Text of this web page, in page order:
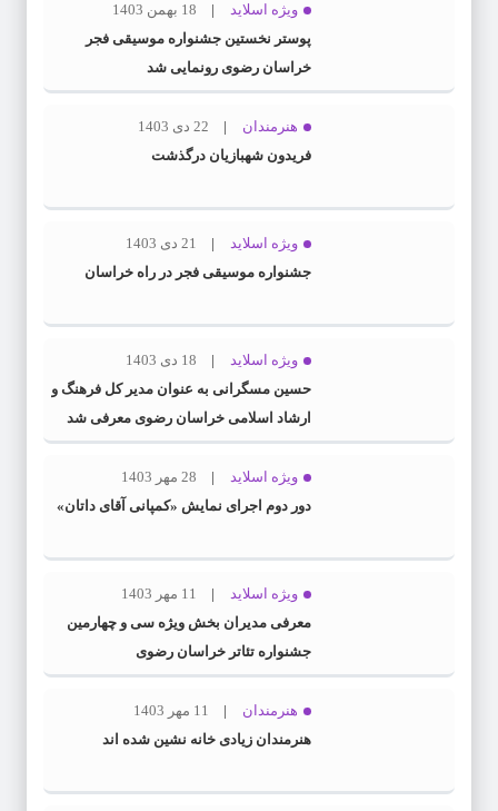
ویژه اسلاید
18 بهمن 1403
پوستر نخستین جشنواره موسیقی فجر
خراسان رضوی رونمایی شد
هنرمندان
22 دی 1403
فریدون شهبازیان درگذشت
ویژه اسلاید
21 دی 1403
جشنواره موسیقی فجر در راه خراسان
ویژه اسلاید
18 دی 1403
حسین مسگرانی به عنوان مدیر کل فرهنگ و
ارشاد اسلامی خراسان رضوی معرفی شد
ویژه اسلاید
28 مهر 1403
دور دوم اجرای نمایش «کمپانی آقای داتان»
ویژه اسلاید
11 مهر 1403
معرفی مدیران بخش ویژه سی و چهارمین
جشنواره تئاتر خراسان رضوی
هنرمندان
11 مهر 1403
هنرمندان زیادی خانه نشین شده اند